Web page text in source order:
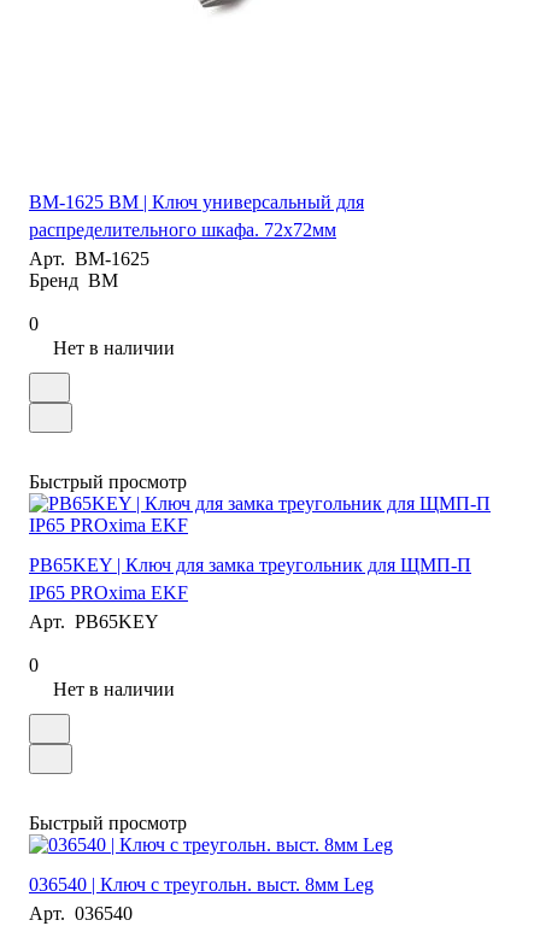
BM-1625 BM | Ключ универсальный для
распределительного шкафа. 72х72мм
Арт. BM-1625
Бренд BM
0
Нет в наличии
Быстрый просмотр
PB65KEY | Ключ для замка треугольник для ЩМП-П
IP65 PROxima EKF
Арт. PB65KEY
0
Нет в наличии
Быстрый просмотр
036540 | Ключ с треугольн. выст. 8мм Leg
Арт. 036540